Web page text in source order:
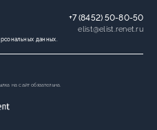
данных.
+7 (8452) 50-80-50
elist@elist.renet.ru
на сайт обязательна.